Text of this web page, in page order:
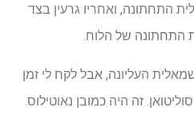
התחתונה, ואחריו גרעין בצד
התחתונה של הלוח.
העליונה, אבל לקח לי זמן
זה היה כמובן נאוטילוס.